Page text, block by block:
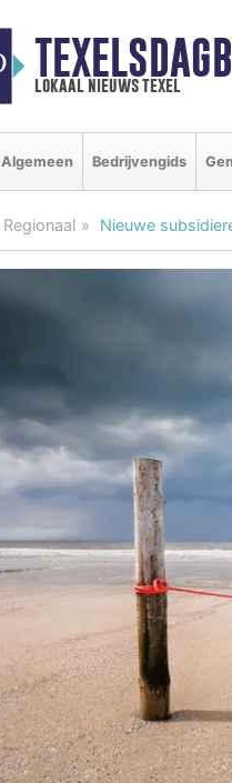
lokaal nieuws texel
Algemeen Bedrijvengids
Regionaal Nieuwe